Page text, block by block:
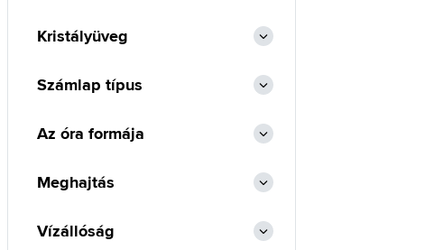
Kristályüveg
Számlap típus
Az óra formája
Meghajtás
Vízállóság